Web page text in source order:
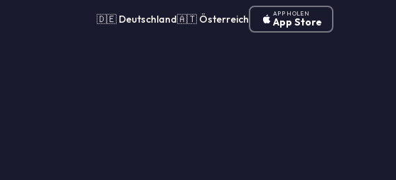
🇩🇪 Deutschland🇦🇹 Österreich APP HOLEN
App Store